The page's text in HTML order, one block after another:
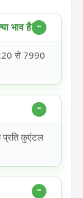
भाव है?
से 7990
कुएंटल